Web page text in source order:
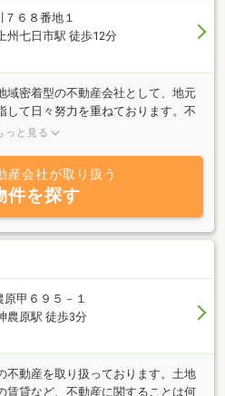
3338 フリーダイヤル：0120-03-
６８番地１
州七日市駅 徒歩12分
域密着型の不動産会社として、地元
して日々努力を重ねております。不
けでなく、お客様の大切なライフス
っかりと耳を傾け、最適なご提案が
心がけています。地域に根差した活
動向を把握することで、より信頼性
とができます。地域密着型だからこ
トを提供し、皆さまの夢の実現をお
産のことなら、どんな些細なこと
成長を目指してまいります。
っと見る
産会社が取り扱う
件を探す
甲６９５－１
農原駅 徒歩3分
不動産を取り扱っております。土地
賃貸など、不動産に関することは何